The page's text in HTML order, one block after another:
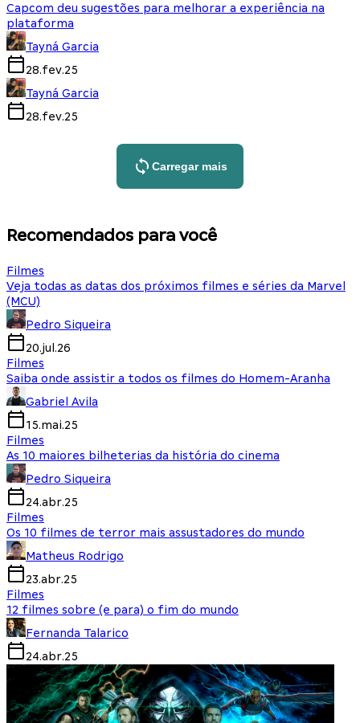
Capcom deu sugestões para melhorar a experiência na
plataforma
Tayná Garcia
28.fev.25
Tayná Garcia
28.fev.25
Carregar mais
Recomendados para você
Filmes
Veja todas as datas dos próximos filmes e séries da Marvel
(MCU)
Pedro Siqueira
20.jul.26
Filmes
Saiba onde assistir a todos os filmes do Homem-Aranha
Gabriel Avila
15.mai.25
Filmes
As 10 maiores bilheterias da história do cinema
Pedro Siqueira
24.abr.25
Filmes
Os 10 filmes de terror mais assustadores do mundo
Matheus Rodrigo
23.abr.25
Filmes
12 filmes sobre (e para) o fim do mundo
Fernanda Talarico
24.abr.25